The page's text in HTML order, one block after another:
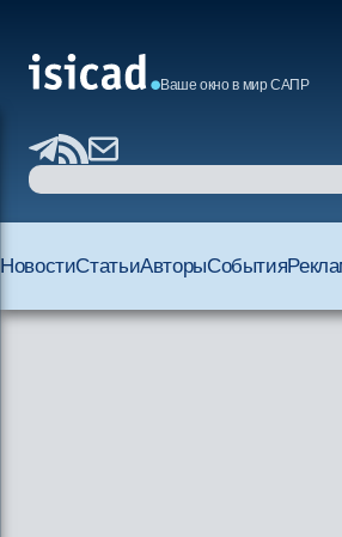
Ваше окно в мир САПР
НовостиСтатьиАвторыСобытия